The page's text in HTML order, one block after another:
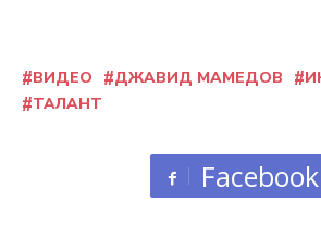
ВИДЕО ДЖАВИД МАМЕДОВ
ТАЛАНТ
Facebook